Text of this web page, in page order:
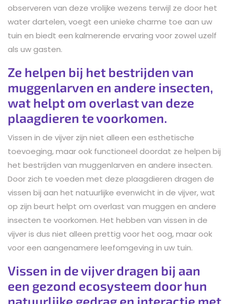
observeren van deze vrolijke wezens terwijl ze door het
water dartelen, voegt een unieke charme toe aan uw
tuin en biedt een kalmerende ervaring voor zowel uzelf
als uw gasten.
Ze helpen bij het bestrijden van
muggenlarven en andere insecten,
wat helpt om overlast van deze
plaagdieren te voorkomen.
Vissen in de vijver zijn niet alleen een esthetische
toevoeging, maar ook functioneel doordat ze helpen bij
het bestrijden van muggenlarven en andere insecten.
Door zich te voeden met deze plaagdieren dragen de
vissen bij aan het natuurlijke evenwicht in de vijver, wat
op zijn beurt helpt om overlast van muggen en andere
insecten te voorkomen. Het hebben van vissen in de
vijver is dus niet alleen prettig voor het oog, maar ook
voor een aangenamere leefomgeving in uw tuin.
Vissen in de vijver dragen bij aan
een gezond ecosysteem door hun
natuurlijke gedrag en interactie met